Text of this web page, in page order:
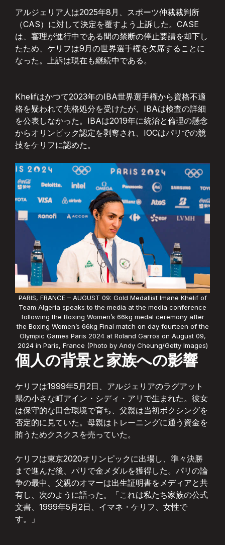
アルジェリア人は2025年8月、スポーツ仲裁裁判所
（CAS）に対して決定を覆すよう上訴した。CASE
は、審理が進行中である間の禁断の停止要請を却下し
たため、ケリフは9月の世界選手権を欠席することに
なった。上訴は現在も継続中である。
Khelifはかつて2023年のIBA世界選手権から資格不適
格を疑われて失格処分を受けたが、IBAは検査の詳細
を公表しなかった。IBAは2019年に統治と倫理の懸念
からオリンピック認定を剥奪され、IOCはパリでの競
技をケリフに認めた。
PARIS, FRANCE – AUGUST 09: Gold Medallist Imane Khelif of
Team Algeria speaks to the media at the media conference
following the Boxing Women’s 66kg medal ceremony after
the Boxing Women’s 66kg Final match on day fourteen of the
Olympic Games Paris 2024 at Roland Garros on August 09,
2024 in Paris, France (Photo by Andy Cheung/Getty Images)
個人の背景と家族への影響
ケリフは1999年5月2日、アルジェリアのラグアット
県の小さな町アイン・シディ・アリで生まれた。彼女
は保守的な田舎環境で育ち、父親は当初ボクシングを
否定的に見ていた。母親はトレーニングに通う資金を
賄うためクスクスを売っていた。
ケリフは東京2020オリンピックに出場し、準々決勝
まで進んだ後、パリで金メダルを獲得した。パリの論
争の最中、父親のオマーは出生証明書をメディアと共
有し、次のように語った。「これは私たち家族の公式
文書、1999年5月2日、イマネ・ケリフ、女性で
す。」